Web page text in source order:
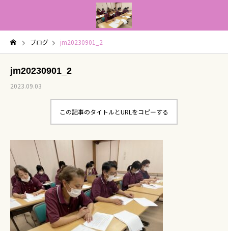
ブログ jm20230901_2
jm20230901_2
2023.09.03
この記事のタイトルとURLをコピーする